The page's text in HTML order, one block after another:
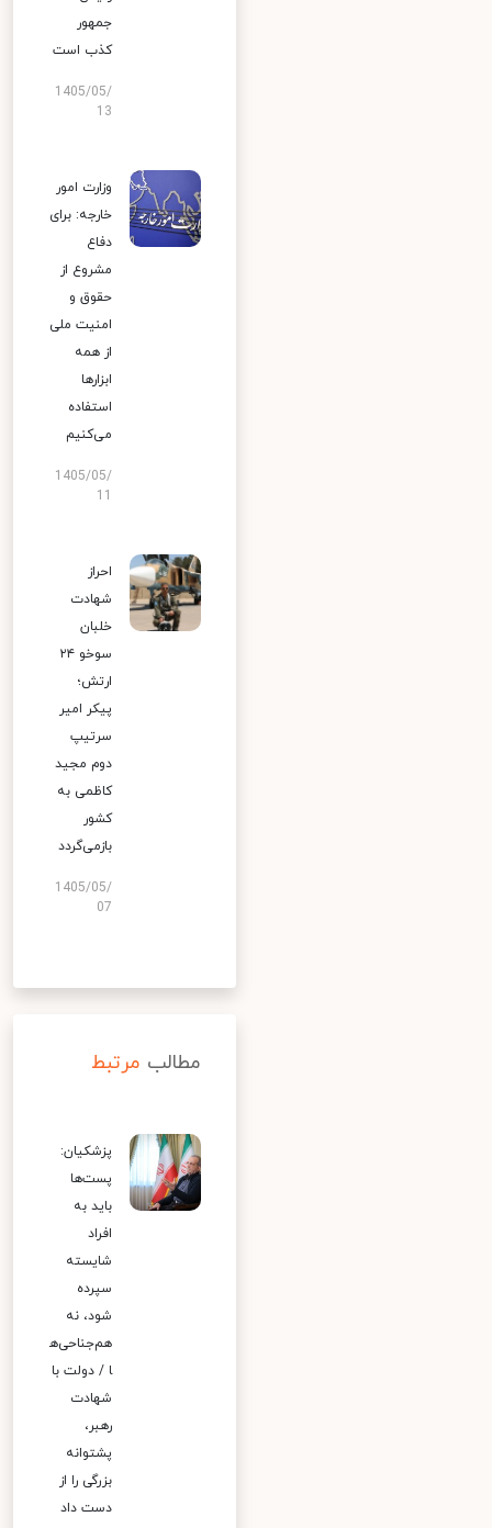
جمهور
کذب است
1405/05/
13
وزارت امور
خارجه: برای
دفاع
مشروع از
حقوق و
امنیت ملی
از همه
ابزارها
استفاده
می‌کنیم
1405/05/
احراز
شهادت
خلبان
سوخو ۲۴
ارتش؛
پیکر امیر
سرتیپ
دوم مجید
کاظمی به
کشور
بازمی‌گردد
1405/05/
07
مطالب مرتبط
پزشکیان:
پست‌ها
باید به
افراد
شایسته
سپرده
شود، نه
هم‌جناحی‌ه
ا / دولت با
شهادت
رهبر،
پشتوانه
بزرگی را از
دست داد